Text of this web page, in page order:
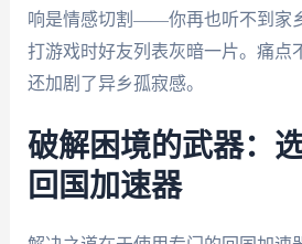
响是情感切割——你再也听不到家
打游戏时好友列表灰暗一片。痛点
还加剧了异乡孤寂感。
破解困境的武器：
回国加速器